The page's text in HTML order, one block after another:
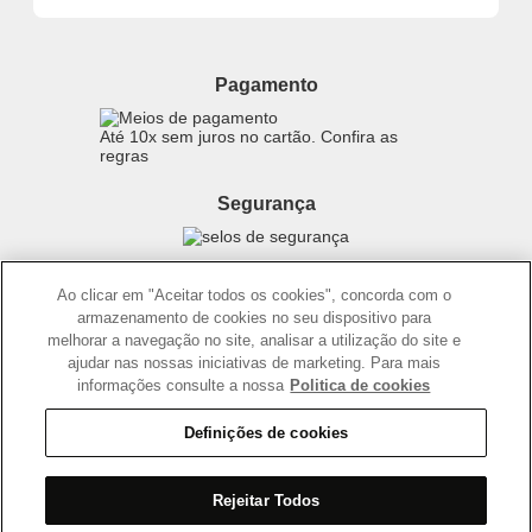
Código de defesa do consumidor
Trabalhe com a gente
Recomendações Covid19
Menu de Makes
Fale Conosco
E-mail
Eudora
Pagamento
Até 10x sem juros no cartão. Confira as
regras
Segurança
Siga a empresa nas redes
2025 - Interbelle Comércio de Produtos de Beleza LTDA.
CEP 11900-000 | CNPJ/MF 11.137.051/0406-41 IE 574.066.180.111
Ao clicar em "Aceitar todos os cookies", concorda com o
armazenamento de cookies no seu dispositivo para
melhorar a navegação no site, analisar a utilização do site e
ajudar nas nossas iniciativas de marketing. Para mais
informações consulte a nossa Politica de cookies
Definições de cookies
Rejeitar Todos